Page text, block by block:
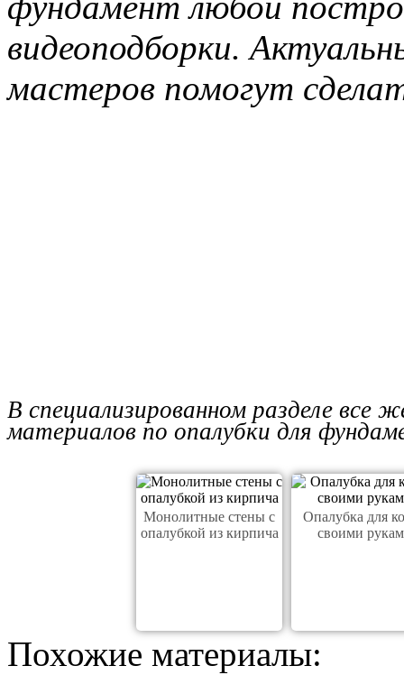
видеоподборки.
мастеров помогут
В специализированном разделе
материалов по опалубки для
Монолитные стены с
опалубкой из кирпича
Опалубка для
своими
Похожие материалы: